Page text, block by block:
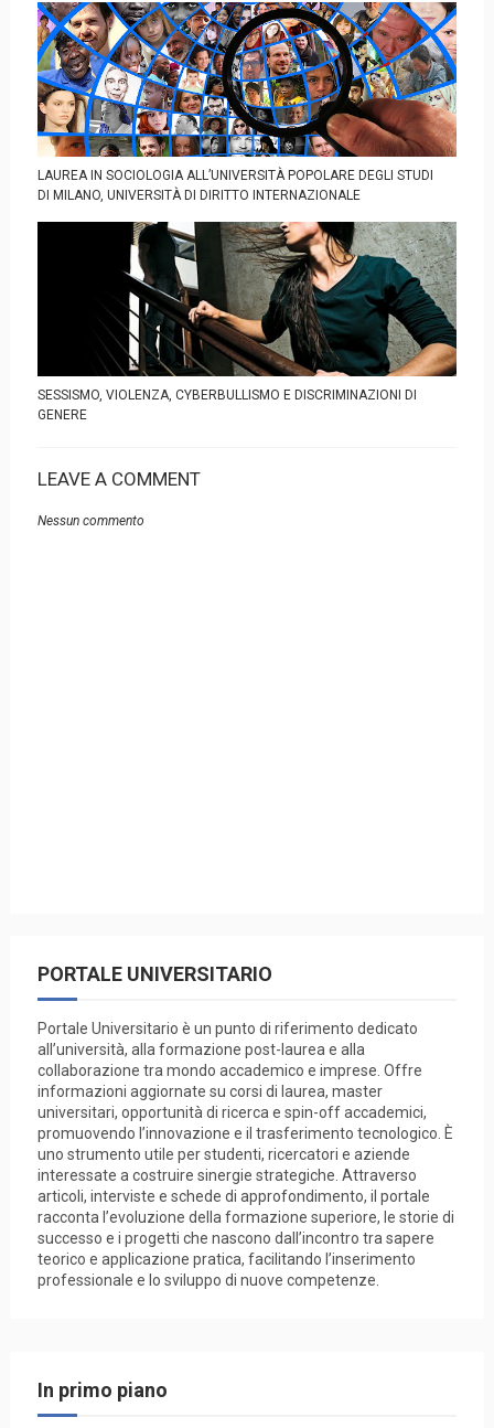
LAUREA IN SOCIOLOGIA ALL’UNIVERSITÀ POPOLARE DEGLI STUDI
DI MILANO, UNIVERSITÀ DI DIRITTO INTERNAZIONALE
SESSISMO, VIOLENZA, CYBERBULLISMO E DISCRIMINAZIONI DI
GENERE
LEAVE A COMMENT
Nessun commento
PORTALE UNIVERSITARIO
Portale Universitario è un punto di riferimento dedicato
all’università, alla formazione post-laurea e alla
collaborazione tra mondo accademico e imprese. Offre
informazioni aggiornate su corsi di laurea, master
universitari, opportunità di ricerca e spin-off accademici,
promuovendo l’innovazione e il trasferimento tecnologico. È
uno strumento utile per studenti, ricercatori e aziende
interessate a costruire sinergie strategiche. Attraverso
articoli, interviste e schede di approfondimento, il portale
racconta l’evoluzione della formazione superiore, le storie di
successo e i progetti che nascono dall’incontro tra sapere
teorico e applicazione pratica, facilitando l’inserimento
professionale e lo sviluppo di nuove competenze.
In primo piano